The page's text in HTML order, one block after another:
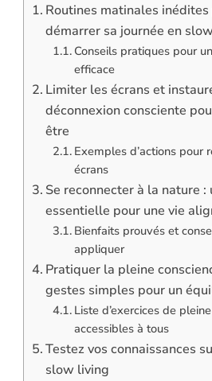
Routines matinales
démarrer sa journée en
Conseils pratiques pour
efficace
Limiter les écrans et
déconnexion consciente
être
Exemples d’actions pour
écrans
Se reconnecter à la nature :
essentielle pour une vie
Bienfaits prouvés et
appliquer
Pratiquer la pleine
gestes simples pour un
Liste d’exercices de
accessibles à tous
Testez vos connaissances
slow living